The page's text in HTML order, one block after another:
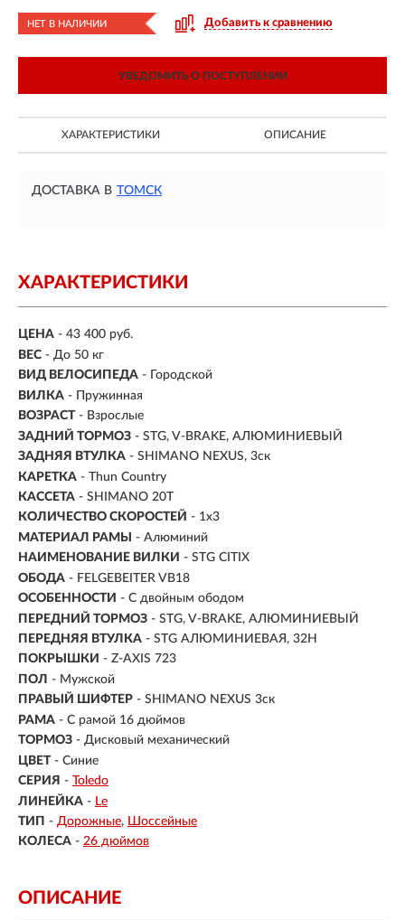
НЕТ В НАЛИЧИИ Добавить к сравнению
УВЕДОМИТЬ О ПОСТУПЛЕНИИ
ХАРАКТЕРИСТИКИ ОПИСАНИЕ
ДОСТАВКА В ТОМСК
ХАРАКТЕРИСТИКИ
ЦЕНА - 43 400 руб.
ВЕС - До 50 кг
ВИД ВЕЛОСИПЕДА - Городской
ВИЛКА - Пружинная
ВОЗРАСТ - Взрослые
ЗАДНИЙ ТОРМОЗ - STG, V-BRAKE, АЛЮМИНИЕВЫЙ
ЗАДНЯЯ ВТУЛКА - SHIMANO NEXUS, 3ск
КАРЕТКА - Thun Country
КАССЕТА - SHIMANO 20T
КОЛИЧЕСТВО СКОРОСТЕЙ - 1x3
МАТЕРИАЛ РАМЫ
- Алюминий
НАИМЕНОВАНИЕ ВИЛКИ - STG CITIX
ОБОДА - FELGEBEITER VB18
ОСОБЕННОСТИ - С двойным ободом
ПЕРЕДНИЙ ТОРМОЗ - STG, V-BRAKE, АЛЮМИНИЕВЫЙ
ПЕРЕДНЯЯ ВТУЛКА - STG АЛЮМИНИЕВАЯ, 32H
ПОКРЫШКИ - Z-AXIS 723
ПОЛ - Мужской
ПРАВЫЙ ШИФТЕР - SHIMANO NEXUS 3ск
РАМА - С рамой 16 дюймов
ТОРМОЗ - Дисковый механический
ЦВЕТ - Синие
СЕРИЯ - Toledo
ЛИНЕЙКА - Le
ТИП - Дорожные
Шоссейные
КОЛЕСА - 26 дюймов
ОПИСАНИЕ